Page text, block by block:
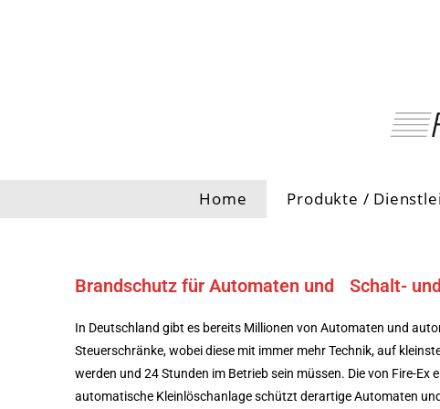
Home Produkte /
Brandschutz für Automaten und Schalt-
In Deutschland gibt es bereits Millionen von Automaten und
Steuerschränke, wobei diese mit immer mehr Technik, auf
werden und 24 Stunden im Betrieb sein müssen. Die von Fire-Ex
automatische Kleinlöschanlage schützt derartige Automaten